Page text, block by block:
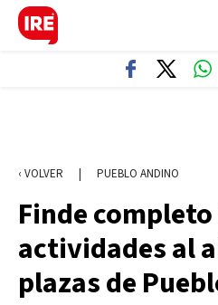
‹ VOLVER | PUEBLO ANDINO
Finde completo
actividades al
plazas de